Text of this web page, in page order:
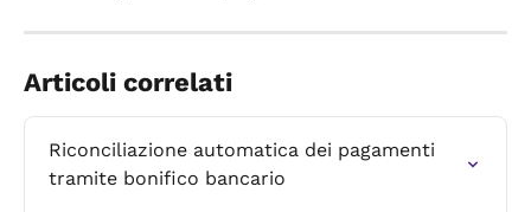
Articoli correlati
Riconciliazione automatica dei pagamenti
tramite bonifico bancario